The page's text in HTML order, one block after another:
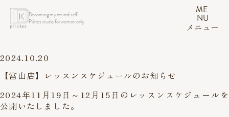
Becoming my neutral self.
Pilates studio for women only.
ME
NU
メニュー
2024.10.20
【富山店】レッスンスケジュールのお知らせ
2024年11月19日～12月15日のレッスンスケジュールを
公開いたしました。